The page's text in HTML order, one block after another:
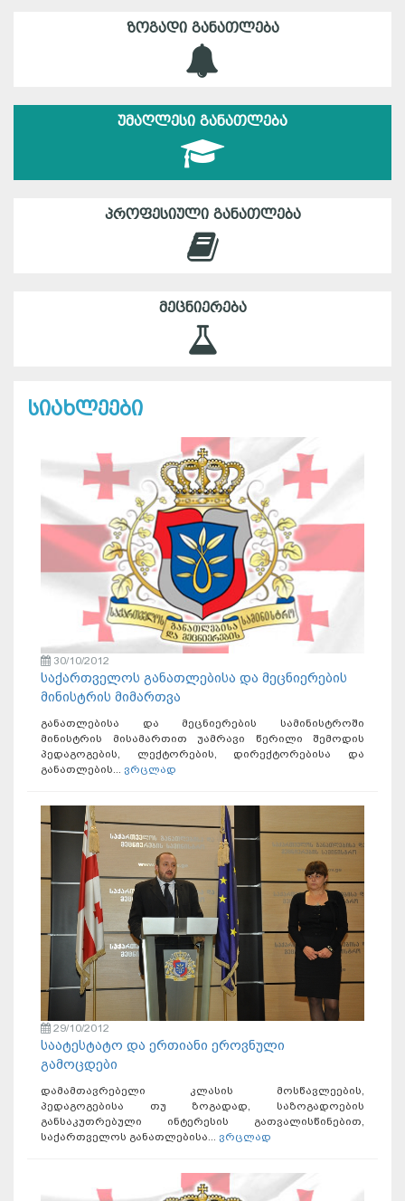
ᲖᲝᲒᲐᲓᲘ ᲒᲐᲜᲐᲗᲚᲔᲑᲐ
ᲣᲛᲐᲦᲚᲔᲡᲘ ᲒᲐᲜᲐᲗᲚᲔᲑᲐ
ᲞᲠᲝᲤᲔᲡᲘᲣᲚᲘ ᲒᲐᲜᲐᲗᲚᲔᲑᲐ
ᲛᲔᲪᲜᲘᲔᲠᲔᲑᲐ
სიახლეები
30/10/2012
საქართველოს განათლებისა და მეცნიერების
მინისტრის მიმართვა
განათლებისა და მეცნიერების სამინისტროში
მინისტრის მისამართით უამრავი წერილი შემოდის
პედაგოგების, ლექტორების, დირექტორებისა და
განათლების... ვრცლად
29/10/2012
საატესტატო და ერთიანი ეროვნული
გამოცდები
დამამთავრებელი კლასის მოსწავლეების,
პედაგოგებისა თუ ზოგადად, საზოგადოების
განსაკუთრებული ინტერესის გათვალისწინებით,
საქართველოს განათლებისა... ვრცლად